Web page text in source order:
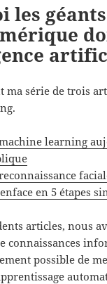
les
ma série de trois
learning
en 5 étapes
articles, nous
connaissances
possible de